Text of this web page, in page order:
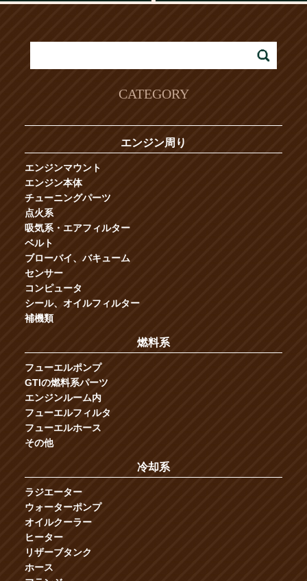
CATEGORY
エンジン周り
エンジンマウント
エンジン本体
チューニングパーツ
点火系
吸気系・エアフィルター
ベルト
ブローバイ、バキューム
センサー
コンピュータ
シール、オイルフィルター
補機類
燃料系
フューエルポンプ
GTIの燃料系パーツ
エンジンルーム内
フューエルフィルタ
フューエルホース
その他
冷却系
ラジエーター
ウォーターポンプ
オイルクーラー
ヒーター
リザーブタンク
ホース